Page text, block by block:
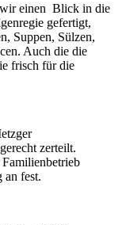
einen Blick in die
gefertigt,
Suppen, Sülzen,
Auch die die
frisch für die
zerteilt.
an fest.